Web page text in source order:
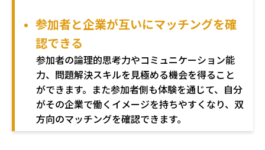
参加者と企業が互いにマッチングを確
認できる
参加者の論理的思考力やコミュニケーション能
力、問題解決スキルを見極める機会を得ること
ができます。また参加者側も体験を通じて、自分
がその企業で働くイメージを持ちやすくなり、双
方向のマッチングを確認できます。